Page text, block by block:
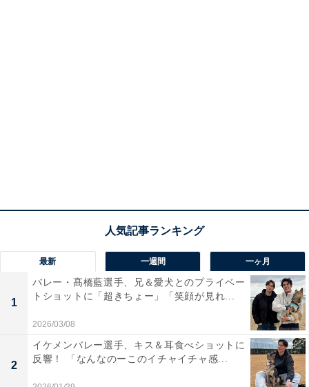
最新 一週間 一ヶ月
1
バレー・髙橋藍選手、兄＆愛犬とのプライベー
トショットに「超きちょー」「笑顔が見れ...
2026/03/08
2
イケメンバレー選手、キス＆耳食べショットに
反響！ 「なんなのーこのイチャイチャ感...